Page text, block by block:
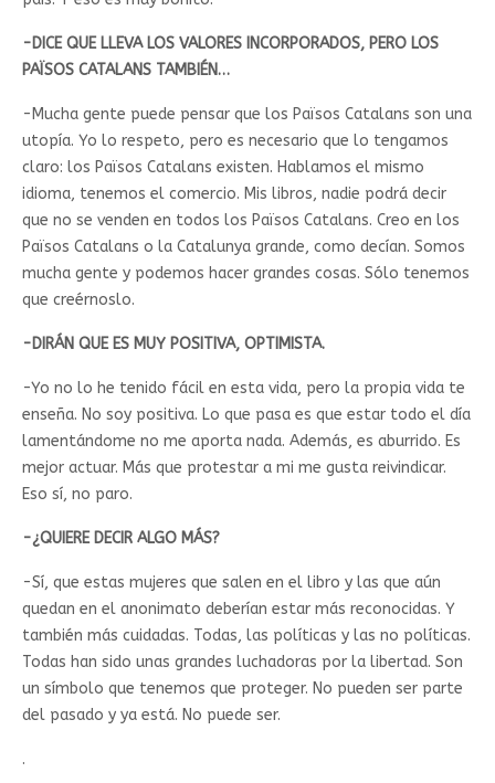
-DICE QUE LLEVA LOS VALORES INCORPORADOS, PERO LOS
PAÏSOS CATALANS TAMBIÉN…
-Mucha gente puede pensar que los Països Catalans son una
utopía. Yo lo respeto, pero es necesario que lo tengamos
claro: los Països Catalans existen. Hablamos el mismo
idioma, tenemos el comercio. Mis libros, nadie podrá decir
que no se venden en todos los Països Catalans. Creo en los
Països Catalans o la Catalunya grande, como decían. Somos
mucha gente y podemos hacer grandes cosas. Sólo tenemos
que creérnoslo.
-DIRÁN QUE ES MUY POSITIVA, OPTIMISTA.
-Yo no lo he tenido fácil en esta vida, pero la propia vida te
enseña. No soy positiva. Lo que pasa es que estar todo el día
lamentándome no me aporta nada. Además, es aburrido. Es
mejor actuar. Más que protestar a mi me gusta reivindicar.
Eso sí, no paro.
-¿QUIERE DECIR ALGO MÁS?
-Sí, que estas mujeres que salen en el libro y las que aún
quedan en el anonimato deberían estar más reconocidas. Y
también más cuidadas. Todas, las políticas y las no políticas.
Todas han sido unas grandes luchadoras por la libertad. Son
un símbolo que tenemos que proteger. No pueden ser parte
del pasado y ya está. No puede ser.
.